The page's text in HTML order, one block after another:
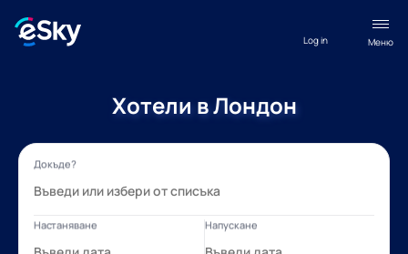
Меню
Log in
Хотели в Лондон